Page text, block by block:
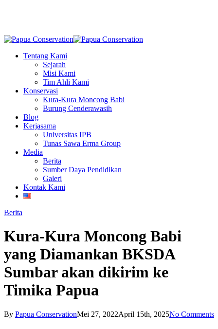
content
Menu
Tentang Kami
Sejarah
Misi Kami
Tim Ahli Kami
Konservasi
Kura-Kura Moncong Babi
Burung Cenderawasih
Blog
Kerjasama
Universitas IPB
Tunas Sawa Erma Group
Media
Berita
Sumber Daya Pendidikan
Galeri
Kontak Kami
Berita
Kura-Kura Moncong Babi
yang Diamankan BKSDA
Sumbar akan dikirim ke
Timika Papua
By Papua ConservationMei 27, 2022April 15th, 2025No Comments